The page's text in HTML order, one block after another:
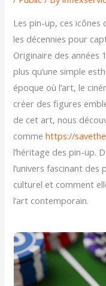
Les pin-up, ces
les décennies pour
Originaire des années
plus qu’une simple
époque où l’art, le
créer des figures
de cet art, nous
commehttps://
l’héritage des pin-up.
l’univers fascinant
culturel et comment
l’art contemporain.